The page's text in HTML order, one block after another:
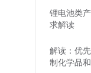
锂电池类
求解读
解读：优
制化学品